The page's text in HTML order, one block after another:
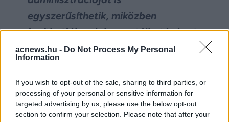
acnews.hu - Do Not Process My Personal
Information
If you wish to opt-out of the sale, sharing to third parties, or
processing of your personal or sensitive information for
targeted advertising by us, please use the below opt-out
section to confirm your selection. Please note that after your
egyszerűsíthetik, miközben
javíthatják a dokumentálhatóságot
és csökkenthetik a
hibalehetőségeket”
Kulcsár István Róbert, a Shoprenter
vezető tanácsadója.